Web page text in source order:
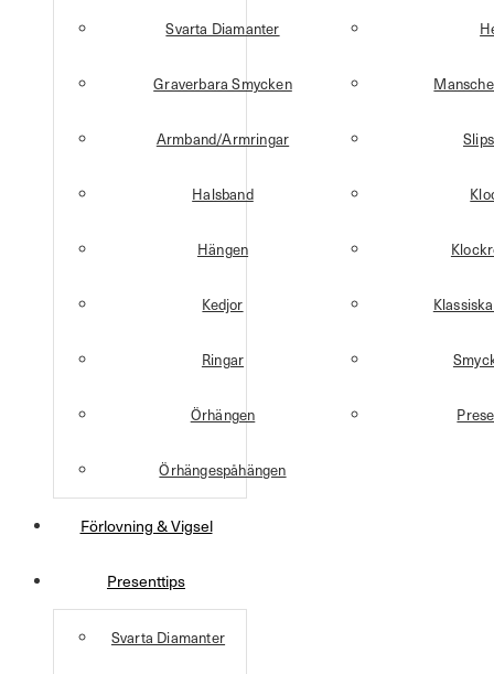
Svarta Diamanter
Graverbara Smycken
Armband/Armringar
Halsband
Hängen
Kedjor
Ringar
Örhängen
Örhängespåhängen
Förlovning & Vigsel
Presenttips
Svarta Diamanter